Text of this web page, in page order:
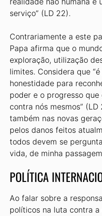
serviço” (LD 22).
Contrariamente a este
Papa afirma que o
exploração, utilização
limites. Considera que
honestidade para
poder e o progresso
contra nós mesmos”
também nas novas
pelos danos feitos
todos devem se
vida, de minha
POLÍTICA
Ao falar sobre a
políticos na luta contra